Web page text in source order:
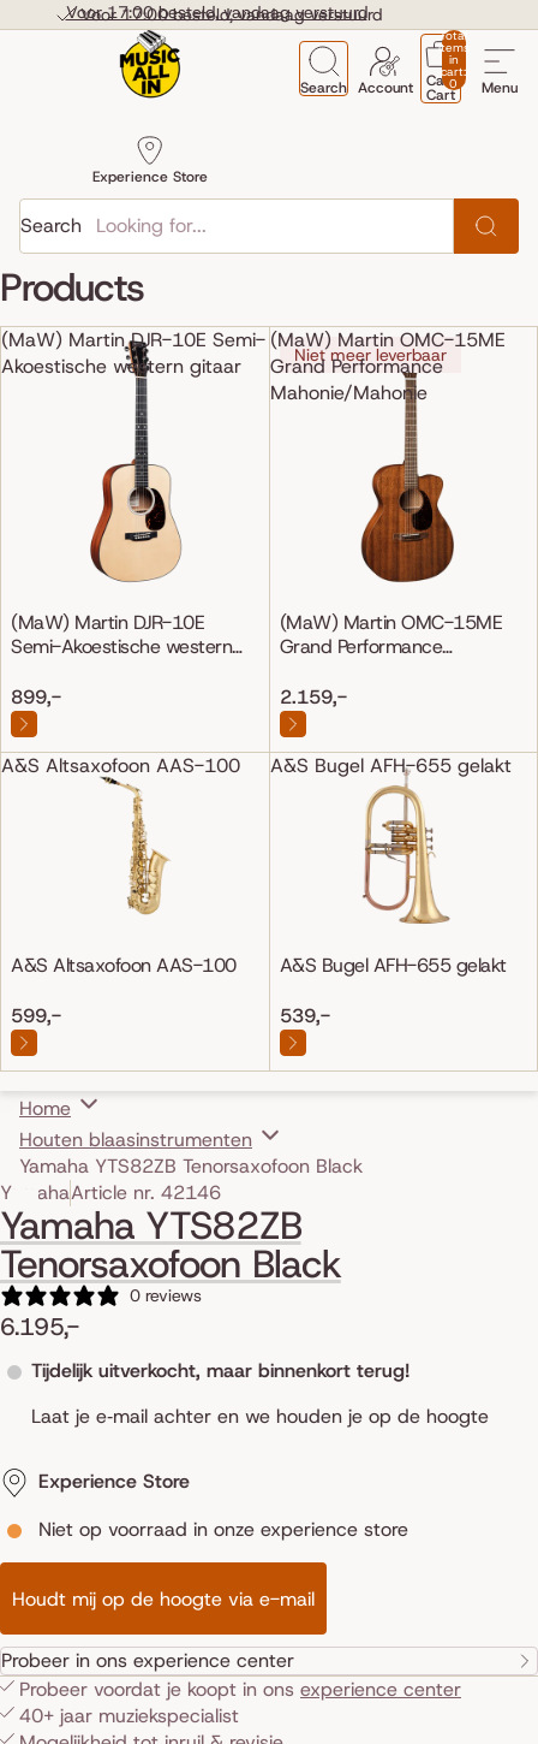
Voor 17:00 besteld, vandaag verstuurd
Voor 17:00 besteld, vandaag verstuurd
Menu
Search
Experience Store
Account
Total
items
in
cart:
0
Cart
Cart
Search
Products
(MaW) Martin DJR-10E Semi-
Akoestische western gitaar
(MaW) Martin DJR-10E
Semi-Akoestische western
899,-
(MaW) Martin OMC-15ME
Grand Performance
Mahonie/Mahonie
Niet meer leverbaar
(MaW) Martin OMC-15ME
Grand Performance
2.159,-
A&S Altsaxofoon AAS-100
A&S Altsaxofoon AAS-100
599,-
A&S Bugel AFH-655 gelakt
A&S Bugel AFH-655 gelakt
539,-
Home
Houten blaasinstrumenten
Yamaha YTS82ZB Tenorsaxofoon Black
Skip to product information
YamahaArticle nr. 42146
Yamaha YTS82ZB
Tenorsaxofoon Black
0 reviews
6.195,-
Tijdelijk uitverkocht, maar binnenkort terug!
Laat je e‑mail achter en we houden je op de hoogte
Experience Store
Niet op voorraad in onze experience store
Houdt mij op de hoogte via e-mail
Probeer in ons experience center
Probeer voordat je koopt in ons experience center
40+ jaar muziekspecialist